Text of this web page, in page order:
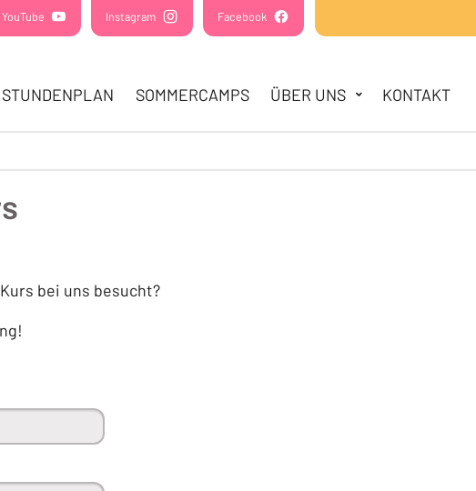
YouTube (Öffnet in einem neuen Tab oder Fenster)
Instagram (Öffnet in einem neuen Tab oder Fenster)
Facebook
STUNDENPLAN SOMMERCAMPS ÜBER UNS KONTAKT
bei uns besucht?